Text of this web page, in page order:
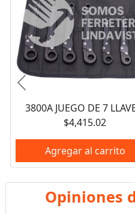
$4,415.02
Agregar al carrito
Anterior
Opiniones